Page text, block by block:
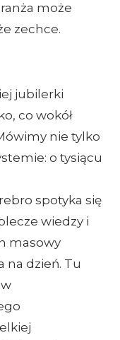
może
zechce.
jubilerki
co wokół
nie tylko
o tysiącu
spotyka się
wiedzy i
masowy
na dzień. Tu